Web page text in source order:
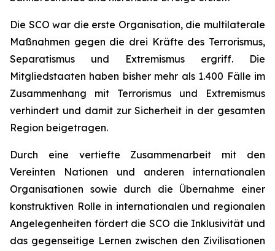
Die SCO war die erste Organisation, die multilaterale
Maßnahmen gegen die drei Kräfte des Terrorismus,
Separatismus und Extremismus ergriff. Die
Mitgliedstaaten haben bisher mehr als 1.400 Fälle im
Zusammenhang mit Terrorismus und Extremismus
verhindert und damit zur Sicherheit in der gesamten
Region beigetragen.
Durch eine vertiefte Zusammenarbeit mit den
Vereinten Nationen und anderen internationalen
Organisationen sowie durch die Übernahme einer
konstruktiven Rolle in internationalen und regionalen
Angelegenheiten fördert die SCO die Inklusivität und
das gegenseitige Lernen zwischen den Zivilisationen